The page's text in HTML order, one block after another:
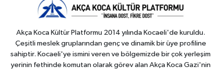
Akça Koca Kültür Platformu 2014 yılında Kocaeli'de kuruldu.
Çeşitli meslek gruplarından genç ve dinamik bir üye profiline
sahiptir. Kocaeli'ye ismini veren ve bölgemizde bir çok yerleşim
yerinin fethinde komutan olarak görev alan Akça Koca Gazi'nin